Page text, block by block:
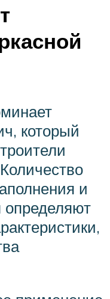
который
и
определяют